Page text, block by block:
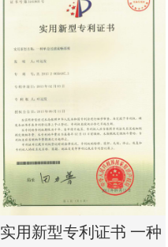
东莞市特纯膜环保科技
有限公司营业执照
实用新型专利证书 一种